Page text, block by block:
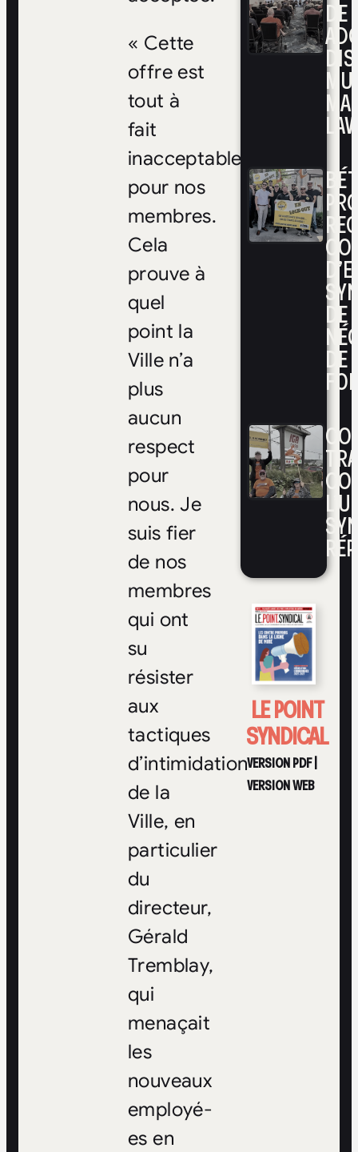
DE
DE
DE
FOI
LE POINT
SYNDICAL
VERSION PDF|
VERSION WEB
« Cette
offre est
tout à
fait
inacceptable
pour nos
membres.
Cela
prouve à
quel
point la
Ville n’a
plus
aucun
respect
pour
nous. Je
suis fier
de nos
membres
qui ont
su
résister
aux
tactiques
d’intimidation
de la
Ville, en
particulier
du
directeur,
Gérald
Tremblay,
qui
menaçait
les
nouveaux
employé-
es en